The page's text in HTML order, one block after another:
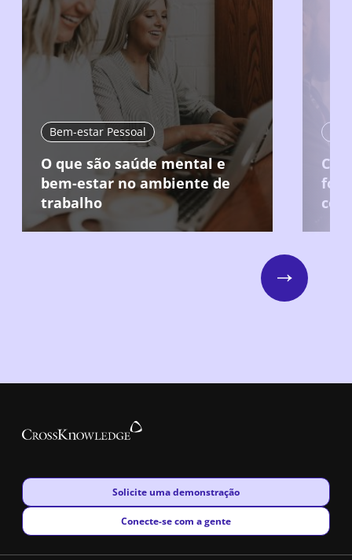
Bem-estar Pessoal
O que são saúde mental e
bem-estar no ambiente de
trabalho
Next
New window
Solicite uma demonstração
New window
Conecte-se com a gente